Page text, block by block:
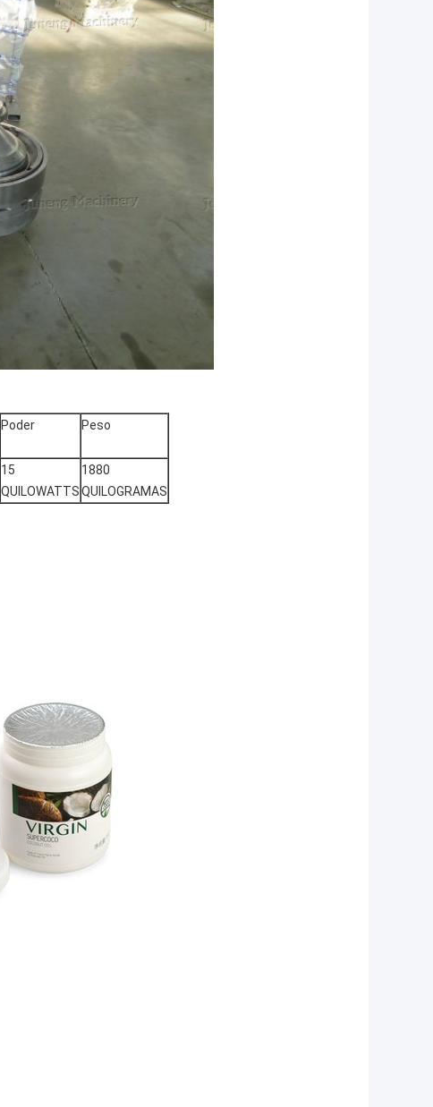
Poder Peso
15
QUILOWATTS
1880
QUILOGRAMAS